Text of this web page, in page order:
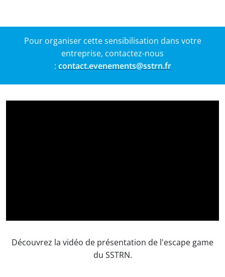
Pour organiser cette sensibilisation dans votre
entreprise, contactez-nous
: contact.evenements@sstrn.fr
Découvrez la vidéo de présentation de l'escape game
du SSTRN.